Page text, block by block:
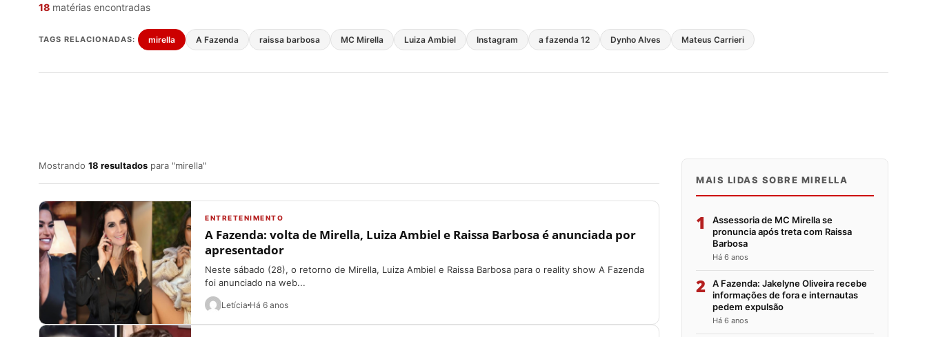
18 matérias encontradas
TAGS RELACIONADAS: mirella A Fazenda raissa barbosa MC Mirella Luiza Ambiel Instagram a fazenda 12 Dynho Alves Mateus Carrieri
Mostrando 18 resultados para "mirella"
ENTRETENIMENTO
A Fazenda: volta de Mirella, Luiza Ambiel e Raissa Barbosa é anunciada por
apresentador
Neste sábado (28), o retorno de Mirella, Luiza Ambiel e Raissa Barbosa para o reality show A Fazenda
foi anunciado na web...
Letícia Há 6 anos
MAIS LIDAS SOBRE MIRELLA
1
Assessoria de MC Mirella se
pronuncia após treta com Raissa
Barbosa
Há 6 anos
2
A Fazenda: Jakelyne Oliveira recebe
informações de fora e internautas
pedem expulsão
Há 6 anos